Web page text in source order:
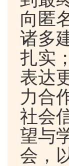
向匿
诸多
扎实
表达
力合
社会
望与
会，